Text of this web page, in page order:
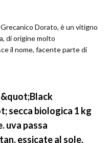
Dorato, è un vitigno
di origine molto
il nome, facente parte di
secca biologica 1 kg
uva passa
essicate al sole,